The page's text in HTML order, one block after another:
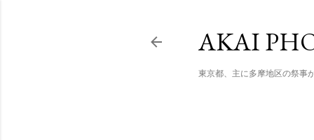
AKAI
東京都、主に多摩地区の祭事